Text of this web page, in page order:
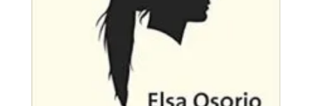
1 semaine
beauté des textes originaux diffusion,
guerre et paix